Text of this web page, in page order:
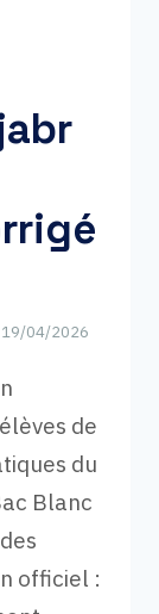
19/04/2026
de
du
Blanc
officiel :